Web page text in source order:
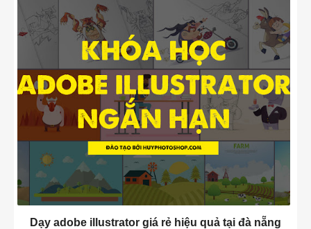
Dạy adobe illustrator giá rẻ hiệu quả tại đà nẵng